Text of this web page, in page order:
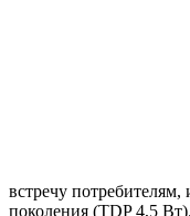
встречу потребителям,
поколения (TDP 4,5